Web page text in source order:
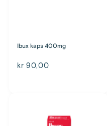
Ibux kaps 400mg
kr 90,00